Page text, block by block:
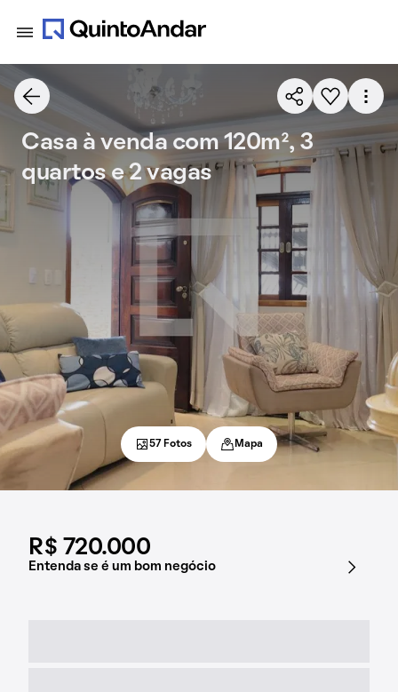
R$ 720.000
Entenda se é um bom negócio
Casa à venda com 120m², 3
quartos e 2 vagas
57 Fotos Mapa